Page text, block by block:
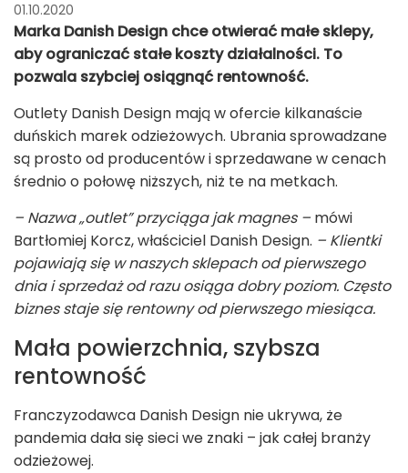
01.10.2020
Marka Danish Design chce otwierać małe sklepy,
aby ograniczać stałe koszty działalności. To
pozwala szybciej osiągnąć rentowność.
Outlety Danish Design mają w ofercie kilkanaście
duńskich marek odzieżowych. Ubrania sprowadzane
są prosto od producentów i sprzedawane w cenach
średnio o połowę niższych, niż te na metkach.
– Nazwa „outlet” przyciąga jak magnes – mówi
Bartłomiej Korcz, właściciel Danish Design. – Klientki
pojawiają się w naszych sklepach od pierwszego
dnia i sprzedaż od razu osiąga dobry poziom. Często
biznes staje się rentowny od pierwszego miesiąca.
Mała powierzchnia, szybsza
rentowność
Franczyzodawca Danish Design nie ukrywa, że
pandemia dała się sieci we znaki – jak całej branży
odzieżowej.